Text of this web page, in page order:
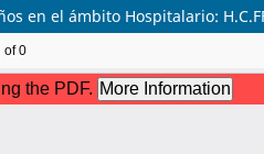
en el ámbito Hospitalario: